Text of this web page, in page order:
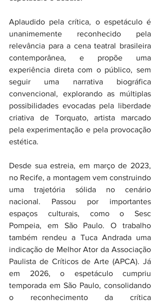
Aplaudido pela crítica, o espetáculo é
unanimemente reconhecido pela
relevância para a cena teatral brasileira
contemporânea, e propõe uma
experiência direta com o público, sem
seguir uma narrativa biográfica
convencional, explorando as múltiplas
possibilidades evocadas pela liberdade
criativa de Torquato, artista marcado
pela experimentação e pela provocação
estética.
Desde sua estreia, em março de 2023,
no Recife, a montagem vem construindo
uma trajetória sólida no cenário
nacional. Passou por importantes
espaços culturais, como o Sesc
Pompeia, em São Paulo. O trabalho
também rendeu a Tuca Andrada uma
indicação de Melhor Ator da Associação
Paulista de Críticos de Arte (APCA). Já
em 2026, o espetáculo cumpriu
temporada em São Paulo, consolidando
o reconhecimento da crítica